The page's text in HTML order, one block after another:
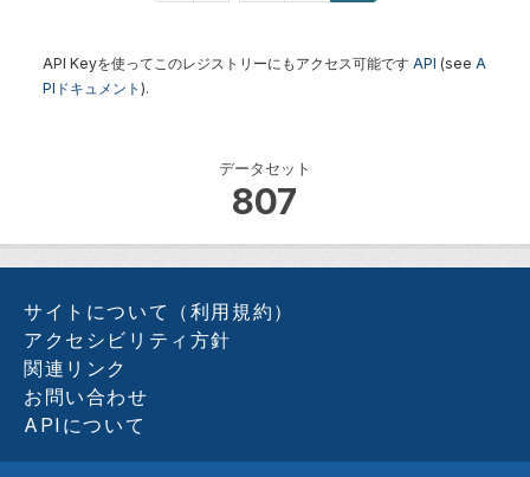
データセット
807
API Keyを使ってこのレジストリーにもアクセス可能です API (see A
PIドキュメント ).
サイトについて（利用規約）
アクセシビリティ方針
関連リンク
お問い合わせ
APIについて